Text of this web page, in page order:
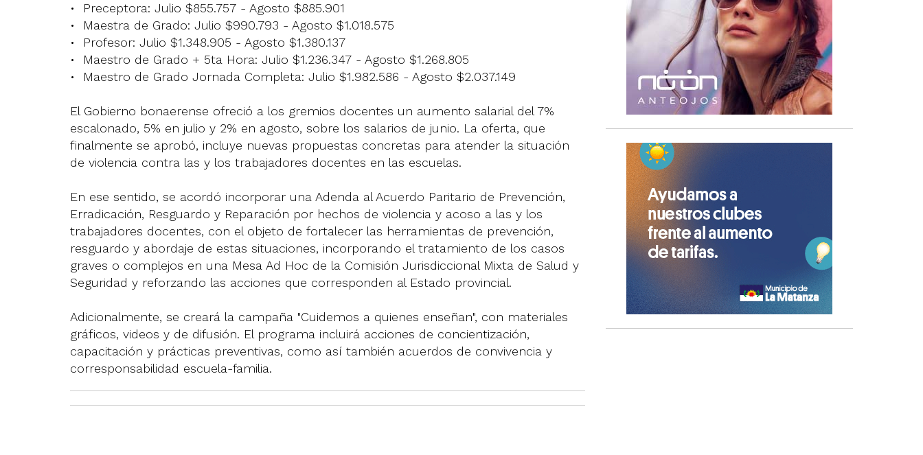
•⁠ ⁠Preceptora: Julio $855.757 - Agosto $885.901
•⁠ ⁠Maestra de Grado: Julio $990.793 - Agosto $1.018.575
•⁠ ⁠Profesor: Julio $1.348.905 - Agosto $1.380.137
•⁠ ⁠Maestro de Grado + 5ta Hora: Julio $1.236.347 - Agosto $1.268.805
•⁠ ⁠Maestro de Grado Jornada Completa: Julio $1.982.586 - Agosto $2.037.149
El Gobierno bonaerense ofreció a los gremios docentes un aumento salarial del 7%
escalonado, 5% en julio y 2% en agosto, sobre los salarios de junio. La oferta, que
finalmente se aprobó, incluye nuevas propuestas concretas para atender la situación
de violencia contra las y los trabajadores docentes en las escuelas.
En ese sentido, se acordó incorporar una Adenda al Acuerdo Paritario de Prevención,
Erradicación, Resguardo y Reparación por hechos de violencia y acoso a las y los
trabajadores docentes, con el objeto de fortalecer las herramientas de prevención,
resguardo y abordaje de estas situaciones, incorporando el tratamiento de los casos
graves o complejos en una Mesa Ad Hoc de la Comisión Jurisdiccional Mixta de Salud y
Seguridad y reforzando las acciones que corresponden al Estado provincial.
Adicionalmente, se creará la campaña "Cuidemos a quienes enseñan", con materiales
gráficos, videos y de difusión. El programa incluirá acciones de concientización,
capacitación y prácticas preventivas, como así también acuerdos de convivencia y
corresponsabilidad escuela-familia.